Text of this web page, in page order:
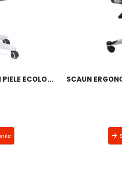
SCAUN DE BIROU OFF 332 DIN PIELE ECOLOGICA